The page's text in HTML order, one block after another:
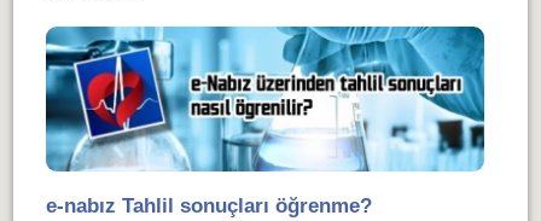
e-nabız Tahlil sonuçları öğrenme?